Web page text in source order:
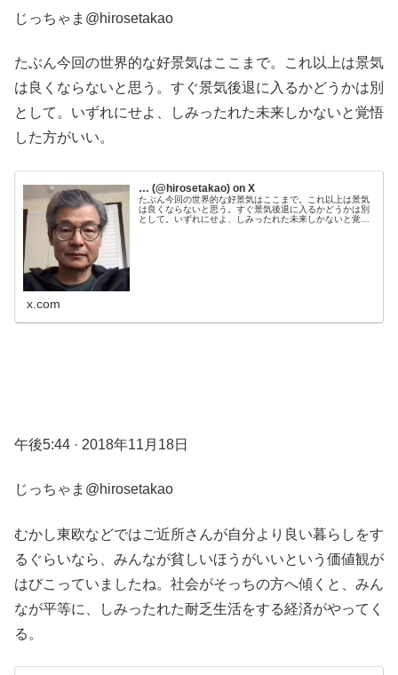
じっちゃま@hirosetakao
たぶん今回の世界的な好景気はここまで。これ以上は景気
は良くならないと思う。すぐ景気後退に入るかどうかは別
として。いずれにせよ、しみったれた未来しかないと覚悟
した方がいい。
… (@hirosetakao) on X
たぶん今回の世界的な好景気はここまで。これ以上は景気
は良くならないと思う。すぐ景気後退に入るかどうかは別
として。いずれにせよ、しみったれた未来しかないと覚悟
x.com
午後5:44 · 2018年11月18日
じっちゃま@hirosetakao
むかし東欧などではご近所さんが自分より良い暮らしをす
るぐらいなら、みんなが貧しいほうがいいという価値観が
はびこっていましたね。社会がそっちの方へ傾くと、みん
なが平等に、しみったれた耐乏生活をする経済がやってく
る。